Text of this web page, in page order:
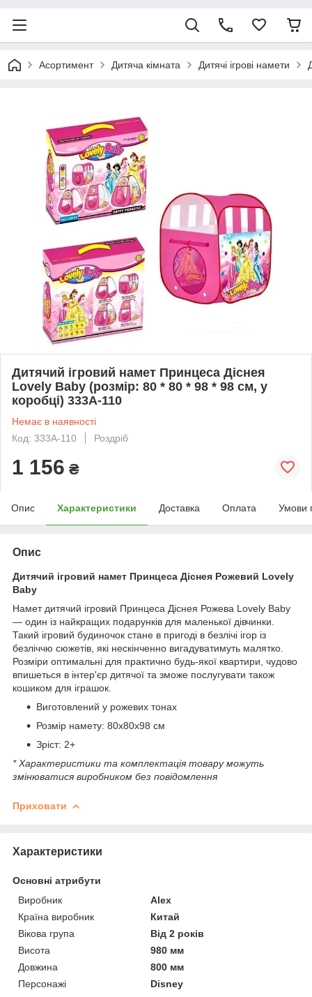
Асортимент Дитяча кімната Дитячі ігрові намети
Дитячий ігровий намет Принцеса Діснея
Lovely Baby (розмір: 80 * 80 * 98 * 98 см, у
коробці) 333A-110
Немає в наявності
Код: 333A-110
Роздріб
1 156 ₴
Опис Характеристики Доставка Оплата Умови
Опис
Дитячий ігровий намет Принцеса Діснея Рожевий Lovely
Baby
Намет дитячий ігровий Принцеса Діснея Рожева Lovely Baby
— один із найкращих подарунків для маленької дівчинки.
Такий ігровий будиночок стане в пригоді в безлічі ігор із
безліччю сюжетів, які нескінченно вигадуватимуть малятко.
Розміри оптимальні для практично будь-якої квартири, чудово
впишеться в інтер'єр дитячої та зможе послугувати також
кошиком для іграшок.
Виготовлений у рожевих тонах
Розмір намету: 80х80х98 см
Зріст: 2+
* Характеристики та комплектація товару можуть
змінюватися виробником без повідомлення
Приховати
Характеристики
Основні атрибути
Виробник
Alex
Країна виробник
Китай
Вікова група
Від 2 років
Висота
980 мм
Довжина
800 мм
Персонажі
Disney